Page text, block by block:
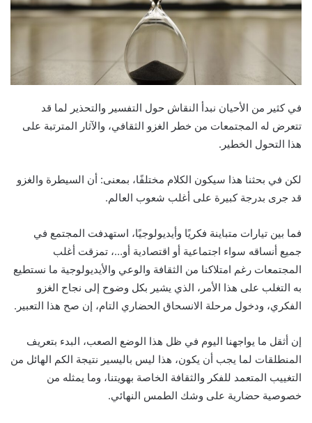
في كثير من الأحيان نبدأ النقاش حول التفسير والتحذير لما قد
تتعرض له المجتمعات من خطر الغزو الثقافي، والآثار المترتبة على
هذا التحول الخطير.
لكن في بحثنا هذا سيكون الكلام مختلفًا، بمعنى: أن السيطرة والغزو
قد جرى بدرجة كبيرة على أغلب شعوب العالم.
فما بين تيارات متباينة فكريًا وأيديولوجيًا، استهدفت المجتمع في
جميع أنساقه سواء اجتماعية أو اقتصادية أو…، تمزقت أغلب
المجتمعات رغم امتلاكنا من الثقافة والوعي والأيديولوجية ما نستطيع
به التغلب على هذا الأمر، الذي يشير بكل وضوح إلى نجاح الغزو
الفكري، ودخول مرحلة الانسحاق الحضاري التام، إن صح هذا التعبير.
إن أثقل ما يواجهنا اليوم في ظل هذا الوضع الصعب، البدء بتعريف
المنطلقات لما يجب أن يكون، هذا ليس باليسير نتيجة الكم الهائل من
التغييب المتعمد للفكر والثقافة الخاصة بهويتنا، وما يمثله من
خصوصية حضارية على وشك الطمس النهائي.